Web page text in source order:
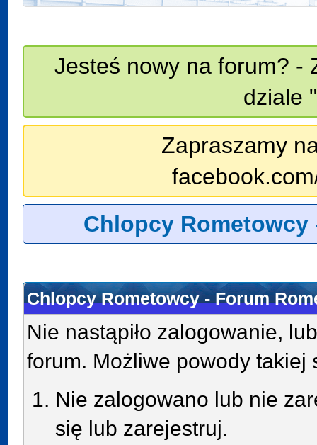
Jesteś nowy na forum? -
dziale
Zapraszamy
Chlopcy Rometowcy
Chlopcy Rometowcy - Forum
Nie nastąpiło zalogowanie,
forum. Możliwe powody takiej
Nie zalogowano lub nie
się lub zarejestruj.